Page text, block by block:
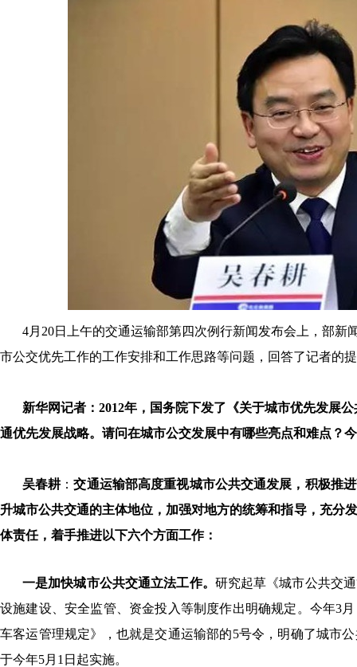
4月20日上午的交通运输部第四次例行新闻发布会上，部新
市公交优先工作的工作安排和工作思路等问题，回答了记者的
新华网记者：2012年，国务院下发了《关于城市优先发展
通优先发展战略。请问在城市公交发展中有哪些亮点和难点？
吴春耕：交通运输部高度重视城市公共交通发展，积极推
升城市公共交通的主体地位，加强对地方的统筹和指导，充分
体责任，着手推进以下六个方面工作：
一是加快城市公共交通立法工作。 研究起草《城市公共交
设施建设、安全监管、资金投入等制度作出明确规定。今年3
车客运管理规定》，也就是交通运输部的5号令，明确了城市
于今年5月1日起实施。